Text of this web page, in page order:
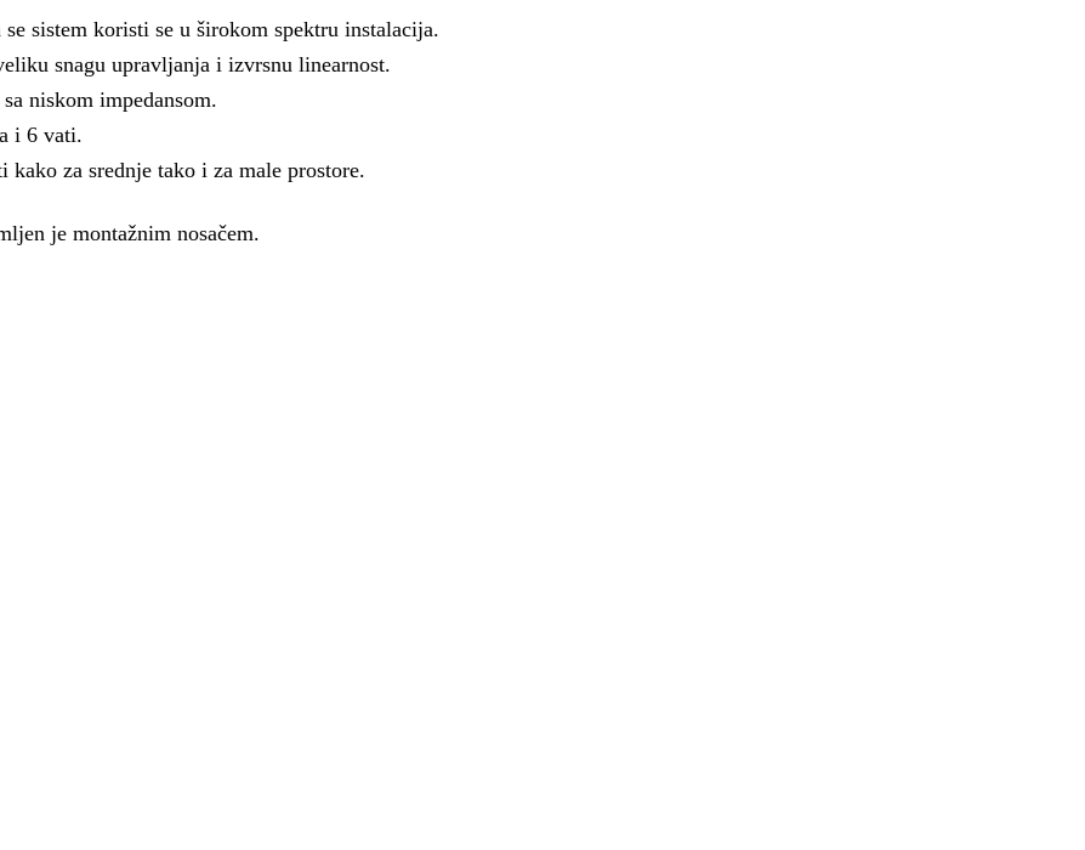
sistem koristi se u širokom spektru instalacija.
snagu upravljanja i izvrsnu linearnost.
niskom impedansom.
i 6 vati.
za srednje tako i za male prostore.
je montažnim nosačem.